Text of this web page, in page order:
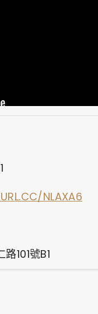
NLAXA6
101號B1